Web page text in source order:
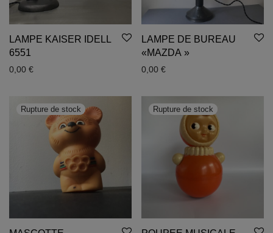
LAMPE KAISER IDELL
6551
0,00 €
LAMPE DE BUREAU
«MAZDA »
0,00 €